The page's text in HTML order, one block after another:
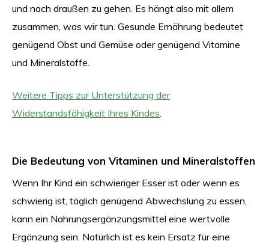
und nach draußen zu gehen. Es hängt also mit allem
zusammen, was wir tun. Gesunde Ernährung bedeutet
genügend Obst und Gemüse oder genügend Vitamine
und Mineralstoffe.
Weitere Tipps zur Unterstützung der
Widerstandsfähigkeit Ihres Kindes.
Die Bedeutung von Vitaminen und Mineralstoffen
Wenn Ihr Kind ein schwieriger Esser ist oder wenn es
schwierig ist, täglich genügend Abwechslung zu essen,
kann ein Nahrungsergänzungsmittel eine wertvolle
Ergänzung sein. Natürlich ist es kein Ersatz für eine